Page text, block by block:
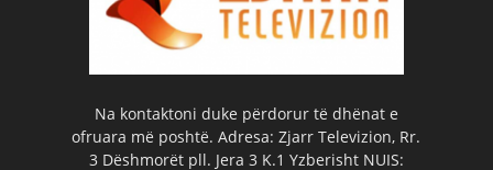
Na kontaktoni duke përdorur të dhënat e
ofruara më poshtë. Adresa: Zjarr Televizion, Rr.
3 Dëshmorët pll. Jera 3 K.1 Yzberisht NUIS: